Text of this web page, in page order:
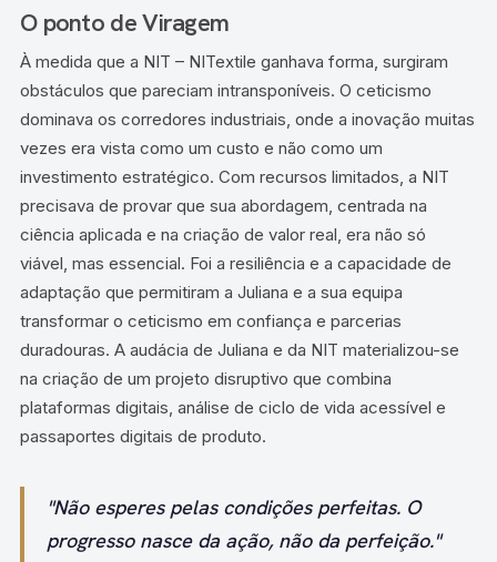
O ponto de Viragem
À medida que a NIT – NITextile ganhava forma, surgiram
obstáculos que pareciam intransponíveis. O ceticismo
dominava os corredores industriais, onde a inovação muitas
vezes era vista como um custo e não como um
investimento estratégico. Com recursos limitados, a NIT
precisava de provar que sua abordagem, centrada na
ciência aplicada e na criação de valor real, era não só
viável, mas essencial. Foi a resiliência e a capacidade de
adaptação que permitiram a Juliana e a sua equipa
transformar o ceticismo em confiança e parcerias
duradouras. A audácia de Juliana e da NIT materializou-se
na criação de um projeto disruptivo que combina
plataformas digitais, análise de ciclo de vida acessível e
passaportes digitais de produto.
"Não esperes pelas condições perfeitas. O
progresso nasce da ação, não da perfeição."